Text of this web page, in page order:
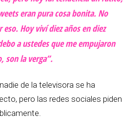
eran pura cosa bonita. No
Hoy viví diez años en diez
a ustedes que me empujaron
son la verga”.
de la televisora se ha
pero las redes sociales piden